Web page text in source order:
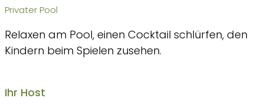
Privater Pool
Relaxen am Pool, einen Cocktail schlürfen, den
Kindern beim Spielen zusehen.
Ihr Host